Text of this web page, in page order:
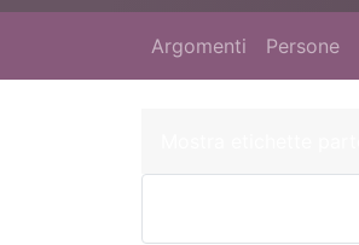
Argomenti Persone